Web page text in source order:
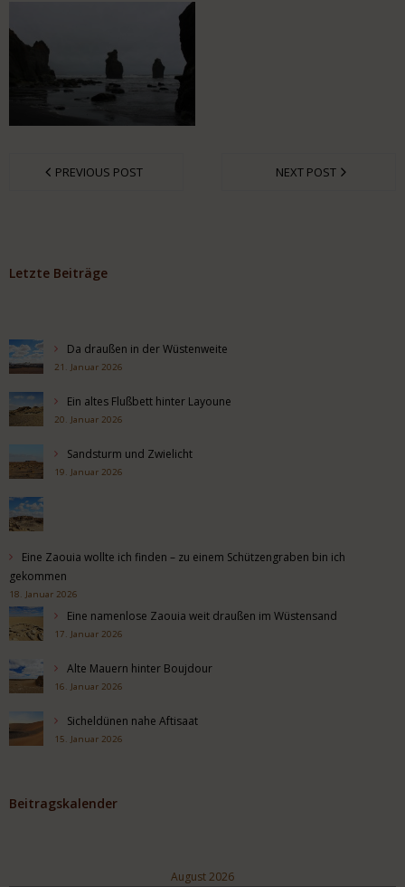
PREVIOUS POST NEXT POST
Letzte Beiträge
Da draußen in der Wüstenweite
21. Januar 2026
Ein altes Flußbett hinter Layoune
20. Januar 2026
Sandsturm und Zwielicht
19. Januar 2026
Eine Zaouia wollte ich finden – zu einem Schützengraben bin ich
gekommen
18. Januar 2026
Eine namenlose Zaouia weit draußen im Wüstensand
17. Januar 2026
Alte Mauern hinter Boujdour
16. Januar 2026
Sicheldünen nahe Aftisaat
15. Januar 2026
Beitragskalender
August 2026